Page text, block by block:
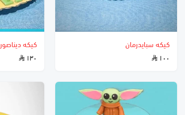
كيكه سبايدرمان
١٠٠
كيكه ديناصور
١٣٠